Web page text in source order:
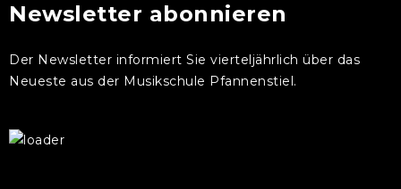
Newsletter abonnieren
Der Newsletter informiert Sie vierteljährlich über das
Neueste aus der Musikschule Pfannenstiel.